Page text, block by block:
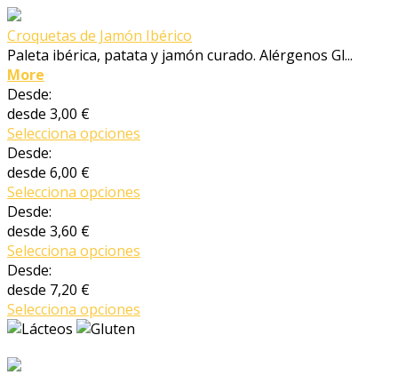
Croquetas de Jamón Ibérico
Paleta ibérica, patata y jamón curado. Alérgenos Gl...
More
Desde:
desde 3,00 €
Selecciona opciones
Desde:
desde 6,00 €
Selecciona opciones
Desde:
desde 3,60 €
Selecciona opciones
Desde:
desde 7,20 €
Selecciona opciones